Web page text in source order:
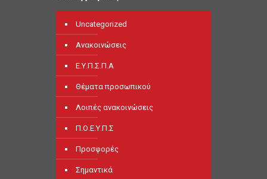
Uncategorized
Ανακοινώσεις
Ε.Υ.Π.Σ.Π.Α
Θέματα προσωπικού
Λοιπές ανακοινώσεις
Π.Ο.Ε.Υ.Π.Σ
Προσφορές
Σημαντικά